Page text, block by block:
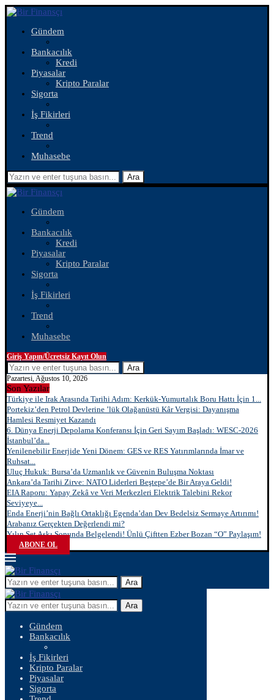
Gündem
Bankacılık
Kredi
Piyasalar
Kripto Paralar
Sigorta
İş Fikirleri
Trend
Muhasebe
Ara
Gündem
Bankacılık
Kredi
Piyasalar
Kripto Paralar
Sigorta
İş Fikirleri
Trend
Muhasebe
Giriş Yapın/Ücretsiz Kayıt Olun
Ara
Pazartesi, Ağustos 10, 2026
Son Yazılar
Türkiye ile Irak Arasında Tarihi Adım: Kerkük-Yumurtalık Boru Hattı İçin 1...
Portekiz’den Petrol Devlerine ’lük Olağanüstü Kâr Vergisi: Dayanışma
Hamlesi Resmiyet Kazandı
6. Dünya Enerji Depolama Konferansı İçin Geri Sayım Başladı: WESC-2026
İstanbul’da...
Yenilenebilir Enerjide Yeni Dönem: GES ve RES Yatırımlarında İmar ve
Ruhsat...
Uluç Hukuk: Bursa’da Uzmanlık ve Güvenin Buluşma Noktası
Ankara’da Tarihi Zirve: NATO Liderleri Beştepe’de Bir Araya Geldi!
EIA Raporu: Yapay Zekâ ve Veri Merkezleri Elektrik Talebini Rekor
Seviyeye...
Enda Enerji’nin Bağlı Ortaklığı Egenda’dan Dev Bedelsiz Sermaye Artırımı!
Arabanız Gerçekten Değerlendi mi?
Yılın Set Aşkı Sonunda Belgelendi! Ünlü Çiftten Ezber Bozan “O” Paylaşım!
ABONE OL
Ara
Ara
Gündem
Bankacılık
İş Fikirleri
Kripto Paralar
Piyasalar
Sigorta